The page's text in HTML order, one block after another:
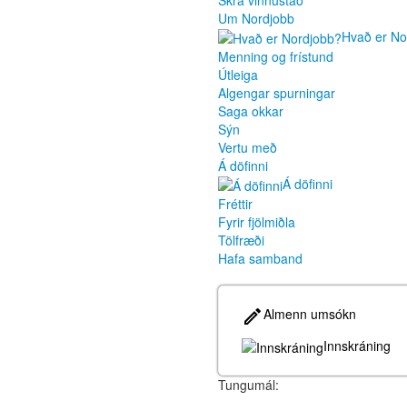
Um Nordjobb
Hvað er
Menning og frístund
Útleiga
Algengar spurningar
Saga okkar
Sýn
Vertu með
Á döfinni
Á döfinni
Fréttir
Fyrir fjölmiðla
Tölfræði
Hafa samband
Almenn umsókn
Innskráning
Tungumál: